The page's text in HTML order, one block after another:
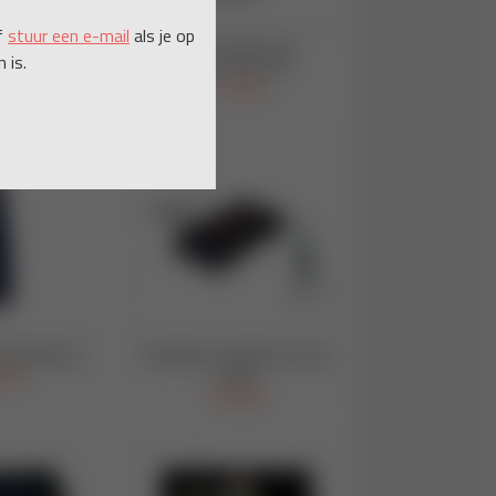
stuur een e-mail als je op
is.